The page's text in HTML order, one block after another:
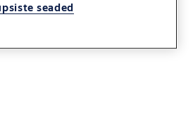
seaded